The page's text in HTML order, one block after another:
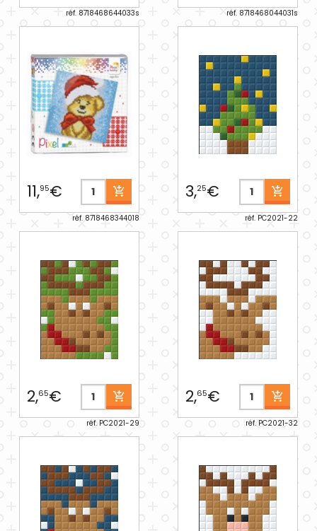
réf. 8718468644033s réf. 8718468044031s
11,95€
réf. 8718468344018
3,25€
réf. PC2021-22
2,65€
réf. PC2021-29
2,65€
réf. PC2021-32